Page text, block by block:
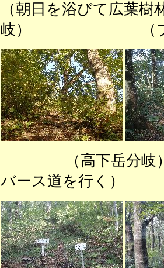
（朝日を浴びて
岐） （ブナ林
（高下岳分
バース道を行く）